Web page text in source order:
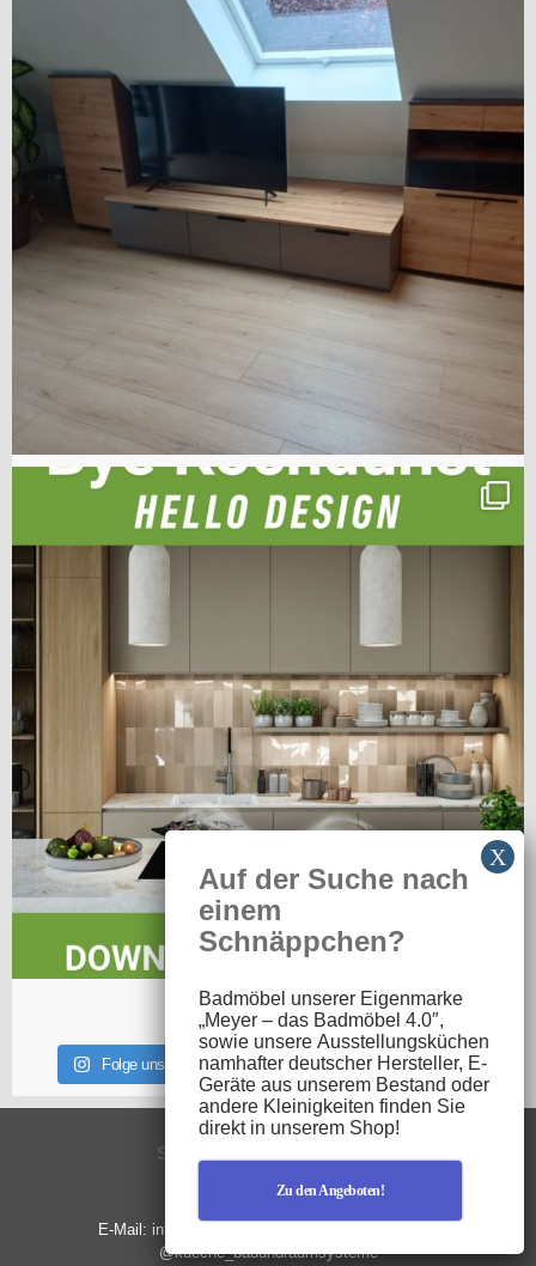
Mehr Beiträge sehen
Folge uns bei Instagram: @kueche_badundraumsysteme
SCHREINEREI MEYER
Winkel 18
E-Mail: info@badundraumsysteme.de Instagram:
@kueche_badundraumsysteme
Auf der Suche nach
einem
Schnäppchen?
Badmöbel unserer Eigenmarke
„Meyer – das Badmöbel 4.0″,
sowie unsere Ausstellungsküchen
namhafter deutscher Hersteller, E-
Geräte aus unserem Bestand oder
andere Kleinigkeiten finden Sie
direkt in unserem Shop!
Zu den Angeboten!